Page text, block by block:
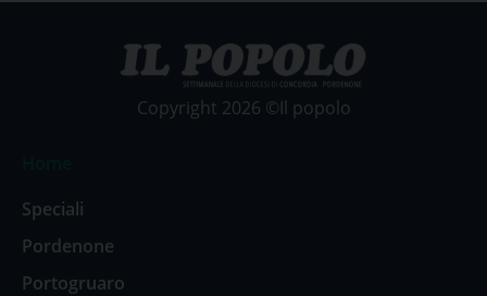
Copyright 2026 ©Il popolo
Speciali
Pordenone
Portogruaro